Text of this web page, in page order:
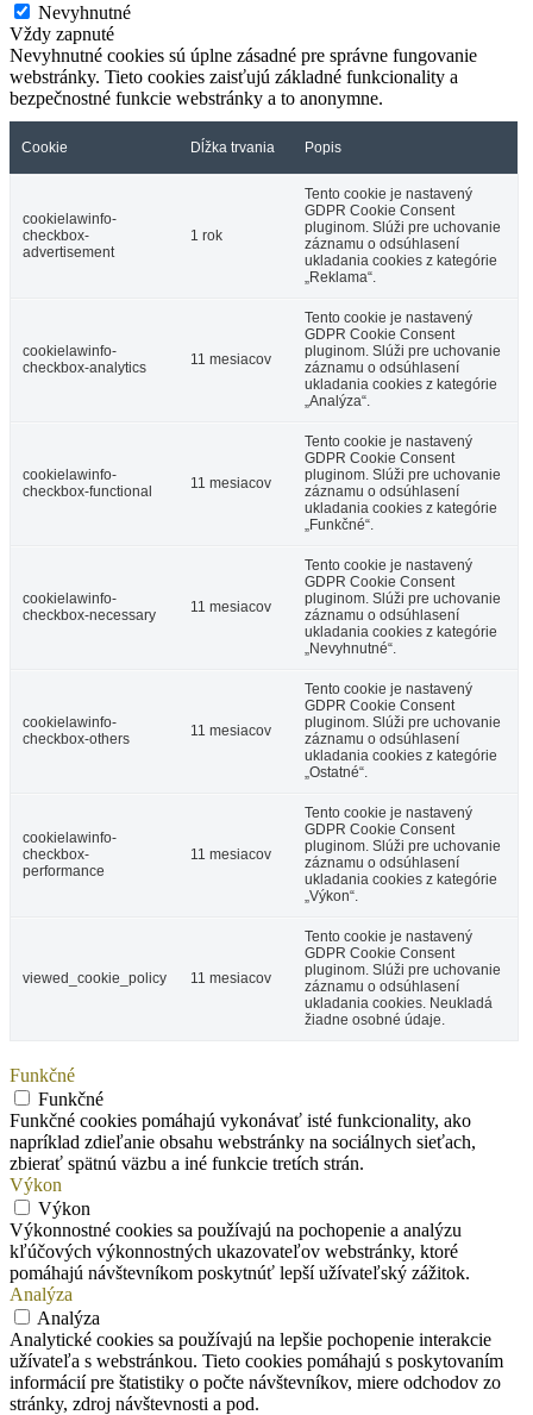
Nevyhnutné
Vždy zapnuté
Nevyhnutné cookies sú úplne zásadné pre správne fungovanie
webstránky. Tieto cookies zaisťujú základné funkcionality a
bezpečnostné funkcie webstránky a to anonymne.
Cookie Dĺžka trvania Popis
cookielawinfo-
checkbox-
advertisement
1 rok
Tento cookie je nastavený
GDPR Cookie Consent
pluginom. Slúži pre uchovanie
záznamu o odsúhlasení
ukladania cookies z kategórie
„Reklama“.
cookielawinfo-
checkbox-analytics
11 mesiacov
Tento cookie je nastavený
GDPR Cookie Consent
pluginom. Slúži pre uchovanie
záznamu o odsúhlasení
ukladania cookies z kategórie
„Analýza“.
cookielawinfo-
checkbox-functional
11 mesiacov
Tento cookie je nastavený
GDPR Cookie Consent
pluginom. Slúži pre uchovanie
záznamu o odsúhlasení
ukladania cookies z kategórie
„Funkčné“.
cookielawinfo-
checkbox-necessary
11 mesiacov
Tento cookie je nastavený
GDPR Cookie Consent
pluginom. Slúži pre uchovanie
záznamu o odsúhlasení
ukladania cookies z kategórie
„Nevyhnutné“.
cookielawinfo-
checkbox-others
11 mesiacov
Tento cookie je nastavený
GDPR Cookie Consent
pluginom. Slúži pre uchovanie
záznamu o odsúhlasení
ukladania cookies z kategórie
„Ostatné“.
cookielawinfo-
checkbox-
performance
11 mesiacov
Tento cookie je nastavený
GDPR Cookie Consent
pluginom. Slúži pre uchovanie
záznamu o odsúhlasení
ukladania cookies z kategórie
„Výkon“.
viewed_cookie_policy 11 mesiacov
Tento cookie je nastavený
GDPR Cookie Consent
pluginom. Slúži pre uchovanie
záznamu o odsúhlasení
ukladania cookies. Neukladá
žiadne osobné údaje.
Funkčné
Funkčné
Funkčné cookies pomáhajú vykonávať isté funkcionality, ako
napríklad zdieľanie obsahu webstránky na sociálnych sieťach,
zbierať spätnú väzbu a iné funkcie tretích strán.
Výkon
Výkon
Výkonnostné cookies sa používajú na pochopenie a analýzu
kľúčových výkonnostných ukazovateľov webstránky, ktoré
pomáhajú návštevníkom poskytnúť lepší užívateľský zážitok.
Analýza
Analýza
Analytické cookies sa používajú na lepšie pochopenie interakcie
užívateľa s webstránkou. Tieto cookies pomáhajú s poskytovaním
informácií pre štatistiky o počte návštevníkov, miere odchodov zo
stránky, zdroj návštevnosti a pod.